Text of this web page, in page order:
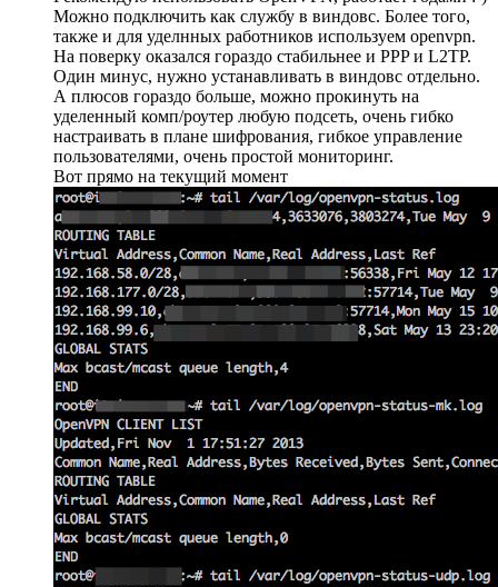
Можно подключить как службу в виндовс. Более того,
также и для уделнных работников используем openvpn.
На поверку оказался гораздо стабильнее и PPP и L2TP.
Один минус, нужно устанавливать в виндовс отдельно.
А плюсов гораздо больше, можно прокинуть на
уделенный комп/роутер любую подсеть, очень гибко
настраивать в плане шифрования, гибкое управление
пользователями, очень простой мониторинг.
Вот прямо на текущий момент